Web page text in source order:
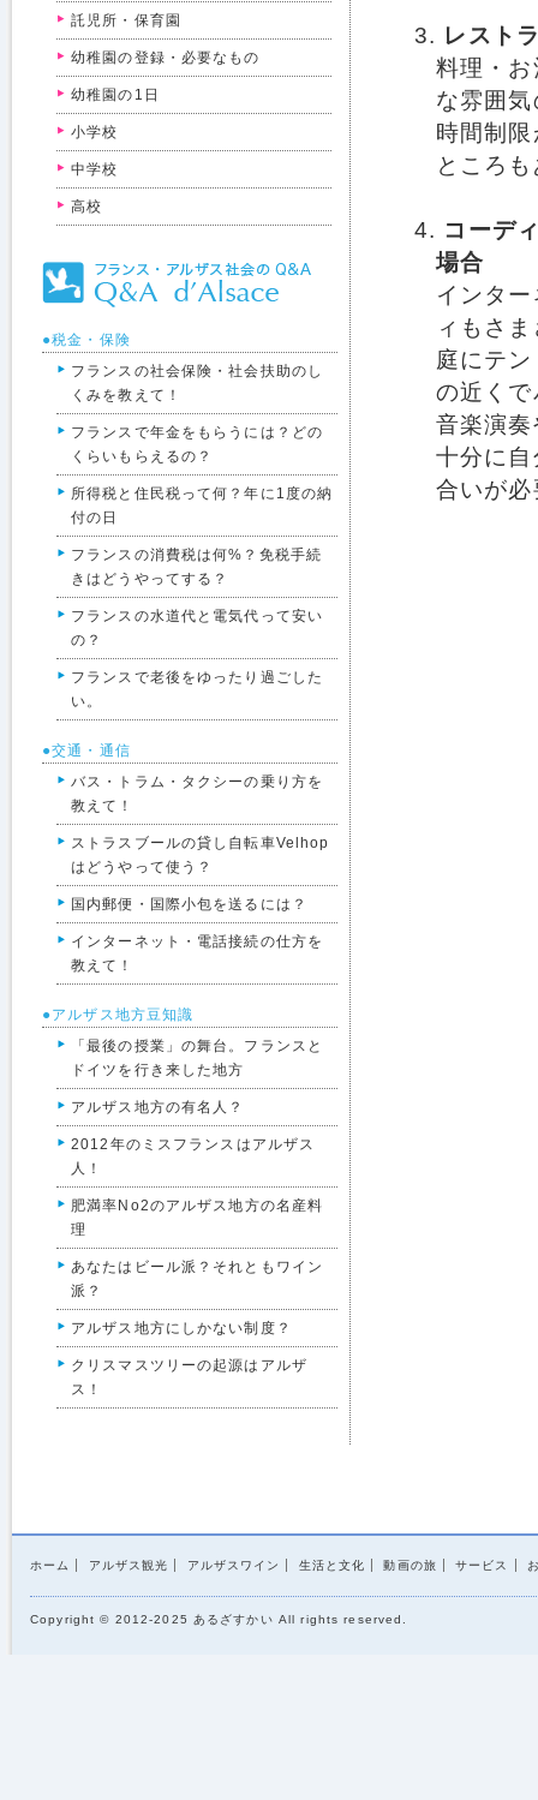
託児所・保育園
幼稚園の登録・必要なもの
幼稚園の1日
小学校
中学校
高校
●税金・保険
フランスの社会保険・社会扶助のし
くみを教えて！
フランスで年金をもらうには？どの
くらいもらえるの？
所得税と住民税って何？年に1度の納
付の日
フランスの消費税は何%？免税手続
きはどうやってする？
フランスの水道代と電気代って安い
の？
フランスで老後をゆったり過ごした
い。
●交通・通信
バス・トラム・タクシーの乗り方を
教えて！
ストラスブールの貸し自転車Velhop
はどうやって使う？
国内郵便・国際小包を送るには？
インターネット・電話接続の仕方を
教えて！
●アルザス地方豆知識
「最後の授業」の舞台。フランスと
ドイツを行き来した地方
アルザス地方の有名人？
2012年のミスフランスはアルザス
人！
肥満率No2のアルザス地方の名産料
理
あなたはビール派？それともワイン
派？
アルザス地方にしかない制度？
クリスマスツリーの起源はアルザ
ス！
レスト
料理・
な雰囲
時間制
ところ
コーデ
場合
インタ
ィもさ
庭にテ
の近く
音楽演
十分に
合いが
ホーム アルザス観光 アルザスワイン 生活と文化 動画の旅 サービス
Copyright © 2012-2025 あるざすかい All rights reserved.